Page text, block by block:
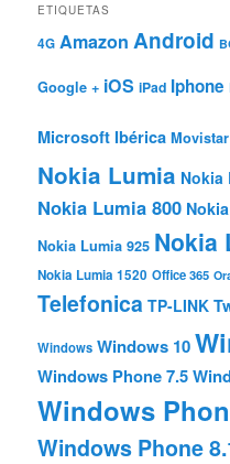
ETIQUETAS
4G Amazon Android
Google + iOS iPad Iphone
Microsoft Ibérica Movistar
Nokia Lumia Nokia
Nokia Lumia 800
Nokia Lumia 925 Nokia
Nokia Lumia 1520 Office 365
Telefonica TP-LINK
Windows Windows 10
Windows Phone 7.5
Windows
Windows Phone